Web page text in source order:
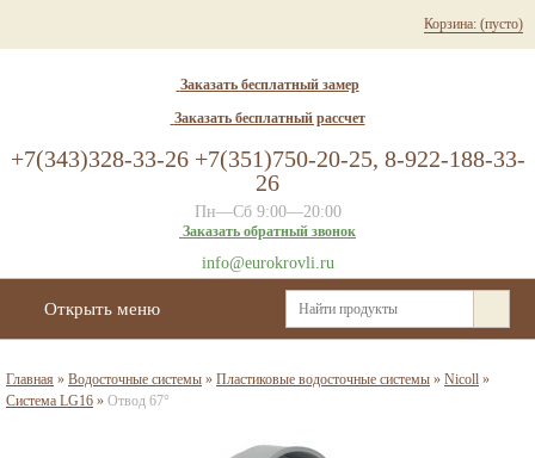
Корзина: (пусто)
Заказать бесплатный замер
Заказать бесплатный рассчет
+7(343)328-33-26 +7(351)750-20-25, 8-922-188-33-
26
Пн—Сб 9:00—20:00
Заказать обратный звонок
info@eurokrovli.ru
Открыть меню
Главная » Водосточные системы » Пластиковые водосточные системы » Nicoll »
Система LG16 » Отвод 67°